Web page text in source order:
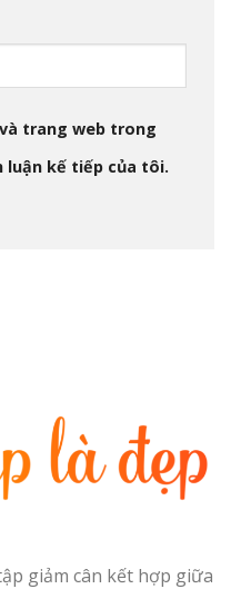
trang web trong
luận kế tiếp của tôi.
giảm cân kết hợp giữa